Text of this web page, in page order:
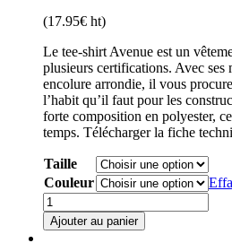
(17.95€ ht)
Le tee-shirt Avenue est un
plusieurs certifications. Avec ses
encolure arrondie, il vous
l’habit qu’il faut pour les
forte composition en polyester,
temps. Télécharger la fiche
Taille
Couleur
quantité
de
Tee-
Ajouter au panier